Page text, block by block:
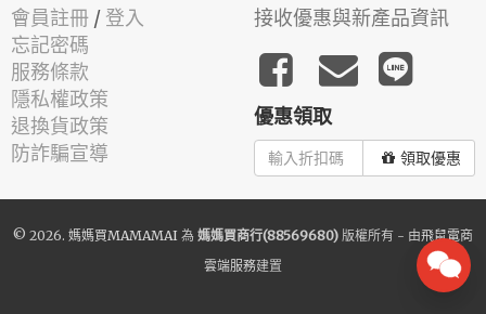
會員註冊 / 登入
忘記密碼
服務條款
隱私權政策
退換貨政策
防詐騙宣導
接收優惠與新產品資訊
優惠領取
領取優惠
© 2026. 媽媽買MAMAMAI 為 媽媽買商行(88569680) 版權所有 - 由飛鼠電商
雲端服務建置